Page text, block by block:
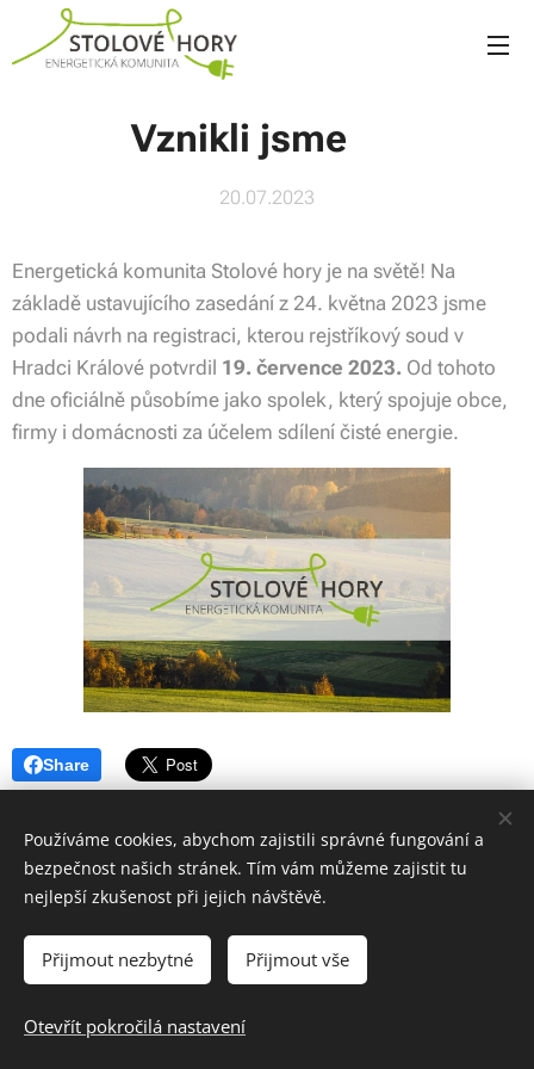
Vznikli jsme 👋
20.07.2023
Energetická komunita Stolové hory je na světě! Na
základě ustavujícího zasedání z 24. května 2023 jsme
podali návrh na registraci, kterou rejstříkový soud v
Hradci Králové potvrdil 19. července 2023. Od tohoto
dne oficiálně působíme jako spolek, který spojuje obce,
firmy i domácnosti za účelem sdílení čisté energie. ⚡
Share
© 2025 Energetická komunita Stolové hory z. s. | Všechna práva
Cookies
Používáme cookies, abychom zajistili správné fungování a
bezpečnost našich stránek. Tím vám můžeme zajistit tu
nejlepší zkušenost při jejich návštěvě.
Přijmout nezbytné Přijmout vše
Otevřít pokročilá nastavení